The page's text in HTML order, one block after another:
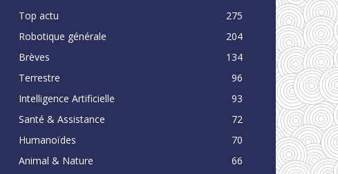
Top actu
275
Robotique générale
204
Brèves
134
Terrestre
96
Intelligence Artificielle
93
Santé & Assistance
72
Humanoïdes
70
Animal & Nature
66